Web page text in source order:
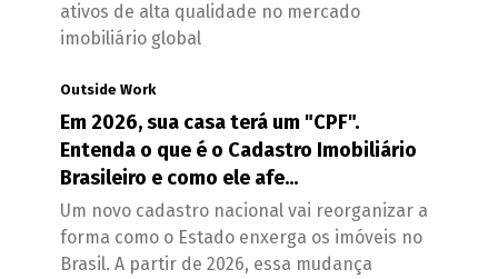
ativos de alta qualidade no mercado
imobiliário global
Outside Work
Em 2026, sua casa terá um "CPF".
Entenda o que é o Cadastro Imobiliário
Brasileiro e como ele afe...
Um novo cadastro nacional vai reorganizar a
forma como o Estado enxerga os imóveis no
Brasil. A partir de 2026, essa mudança